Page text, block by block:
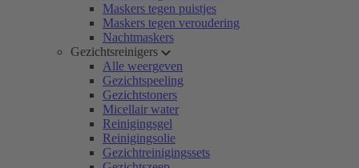
Maskers tegen puistjes
Maskers tegen veroudering
Nachtmaskers
Gezichtsreinigers
Alle weergeven
Gezichtspeeling
Gezichtstoners
Micellair water
Reinigingsgel
Reinigingsolie
Gezichtreinigingssets